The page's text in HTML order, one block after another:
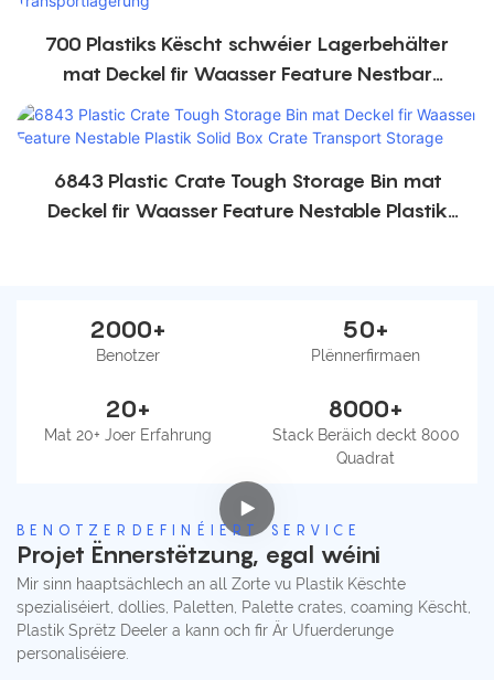
700 Plastiks Këscht schwéier Lagerbehälter
mat Deckel fir Waasser Feature Nestbar
Plastiks Festkëscht Këscht Transportlagerung
6843 Plastic Crate Tough Storage Bin mat
Deckel fir Waasser Feature Nestable Plastik
2000+
Benotzer
50+
Plënnerfirmaen
20+
Mat 20+ Joer Erfahrung
8000+
Stack Beräich deckt 8000
Quadrat
BENOTZERDEFINÉIERT SERVICE
Projet Ënnerstëtzung, egal wéini
Mir sinn haaptsächlech an all Zorte vu Plastik Këschte
spezialiséiert, dollies, Paletten, Palette crates, coaming Këscht,
Plastik Sprëtz Deeler a kann och fir Är Ufuerderunge
personaliséiere.